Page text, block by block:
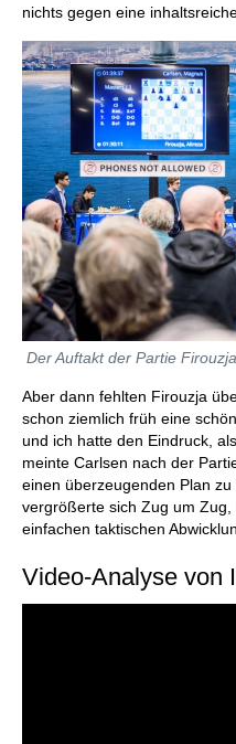
nichts gegen eine
Der Auftakt der Partie
Aber dann fehlten Firouzja
schon ziemlich früh eine
und ich hatte den Eindruck,
meinte Carlsen nach der
einen überzeugenden Plan
vergrößerte sich Zug um
einfachen taktischen
Video-Analyse von